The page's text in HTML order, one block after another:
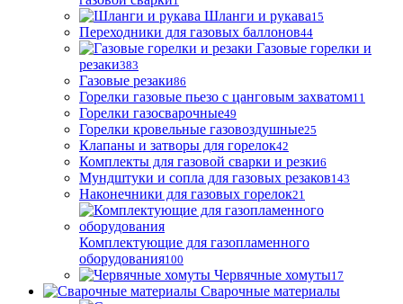
Шланги и рукава15
Переходники для газовых баллонов44
Газовые горелки и
резаки383
Газовые резаки86
Горелки газовые пьезо с цанговым захватом11
Горелки газосварочные49
Горелки кровельные газовоздушные25
Клапаны и затворы для горелок42
Комплекты для газовой сварки и резки6
Мундштуки и сопла для газовых резаков143
Наконечники для газовых горелок21
Комплектующие для газопламенного
оборудования100
Червячные хомуты17
Сварочные материалы